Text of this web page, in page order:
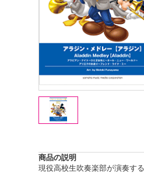
商品の説明
現役高校生吹奏楽部が演奏す